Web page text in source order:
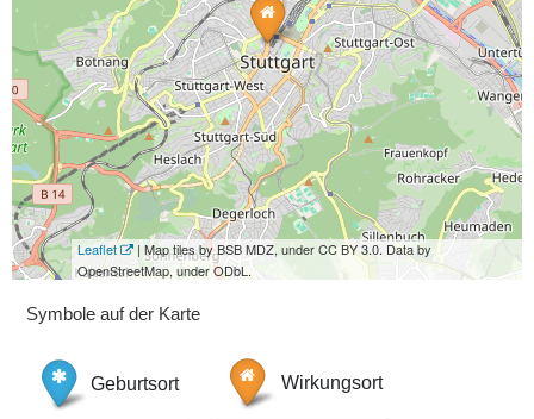
Leaflet
| Map tiles by BSB MDZ, under CC BY 3.0. Data by
OpenStreetMap, under ODbL.
Symbole auf der Karte
Geburtsort Wirkungsort